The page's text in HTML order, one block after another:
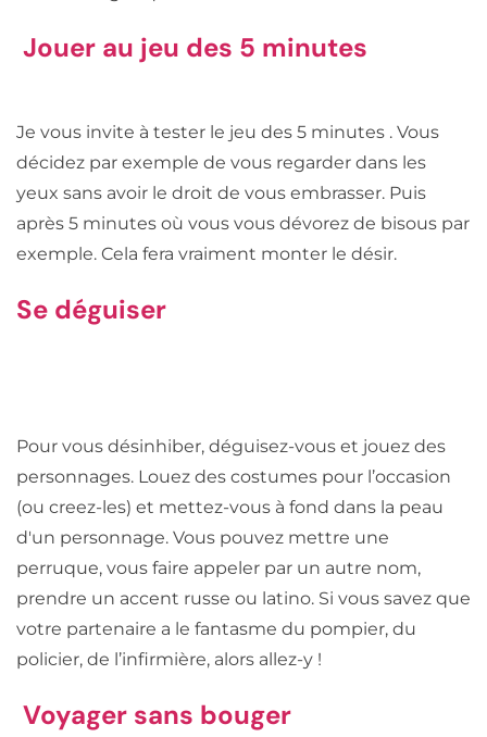
Jouer au jeu des 5 minutes
Je vous invite à tester le jeu des 5 minutes . Vous
décidez par exemple de vous regarder dans les
yeux sans avoir le droit de vous embrasser. Puis
après 5 minutes où vous vous dévorez de bisous par
exemple. Cela fera vraiment monter le désir.
Se déguiser
Pour vous désinhiber, déguisez-vous et jouez des
personnages. Louez des costumes pour l’occasion
(ou creez-les) et mettez-vous à fond dans la peau
d'un personnage. Vous pouvez mettre une
perruque, vous faire appeler par un autre nom,
prendre un accent russe ou latino. Si vous savez que
votre partenaire a le fantasme du pompier, du
policier, de l’infirmière, alors allez-y !
Voyager sans bouger